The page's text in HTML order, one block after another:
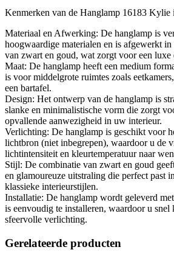
Kenmerken van de Hanglamp 16183 Kylie
Materiaal en Afwerking: De hanglamp is
hoogwaardige materialen en is afgewerkt in
van zwart en goud, wat zorgt voor een
Maat: De hanglamp heeft een medium
is voor middelgrote ruimtes zoals
een bartafel.
Design: Het ontwerp van de hanglamp is
slanke en minimalistische vorm die zorgt
opvallende aanwezigheid in uw interieur.
Verlichting: De hanglamp is geschikt voor
lichtbron (niet inbegrepen), waardoor u de
lichtintensiteit en kleurtemperatuur naar
Stijl: De combinatie van zwart en goud
en glamoureuze uitstraling die perfect past
klassieke interieurstijlen.
Installatie: De hanglamp wordt geleverd
is eenvoudig te installeren, waardoor u snel
sfeervolle verlichting.
Gerelateerde producten